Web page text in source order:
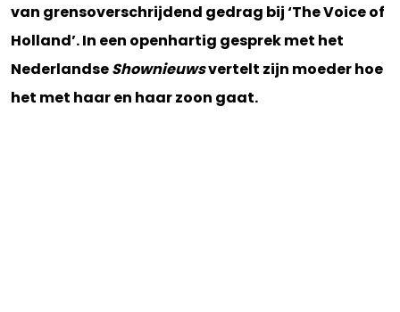
van grensoverschrijdend gedrag bij ‘The Voice of
Holland’. In een openhartig gesprek met het
NederlandseShownieuwsvertelt zijn moeder hoe
het met haar en haar zoon gaat.